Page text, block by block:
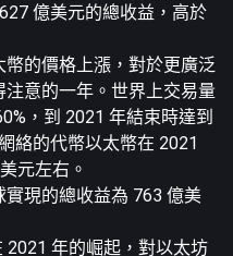
億美元的總收益，高於
的價格上漲，對於更廣泛
意的一年。世界上交易量
，到 2021 年結束時達到
絡的代幣以太幣在 2021
元左右。
現的總收益為 763 億美
2021 年的崛起，對以太坊